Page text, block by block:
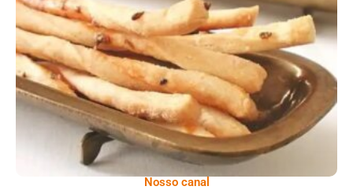
Comer Bem: Palitinhos De Cebola E Salsa
Nosso canal